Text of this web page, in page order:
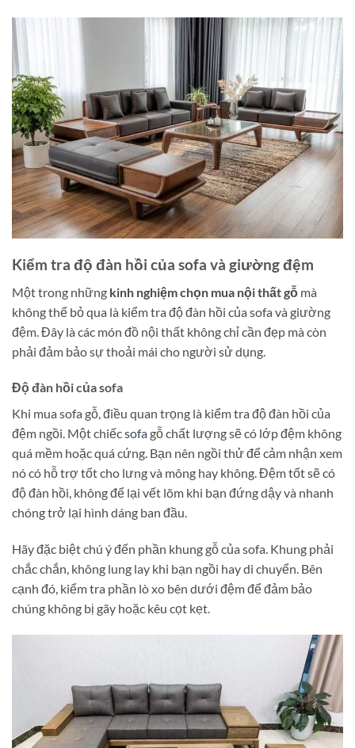
Kiểm tra độ đàn hồi của sofa và giường đệm
Một trong những kinh nghiệm chọn mua nội thất gỗ mà
không thể bỏ qua là kiểm tra độ đàn hồi của sofa và giường
đệm. Đây là các món đồ nội thất không chỉ cần đẹp mà còn
phải đảm bảo sự thoải mái cho người sử dụng.
Độ đàn hồi của sofa
Khi mua sofa gỗ, điều quan trọng là kiểm tra độ đàn hồi của
đệm ngồi. Một chiếcsofagỗ chất lượng sẽ có lớp đệm không
quá mềm hoặc quá cứng. Bạn nên ngồi thử để cảm nhận xem
nó có hỗ trợ tốt cho lưng và mông hay không. Đệm tốt sẽ có
độ đàn hồi, không để lại vết lõm khi bạn đứng dậy và nhanh
chóng trở lại hình dáng ban đầu.
Hãy đặc biệt chú ý đến phần khung gỗ của sofa. Khung phải
chắc chắn, không lung lay khi bạn ngồi hay di chuyển. Bên
cạnh đó, kiểm tra phần lò xo bên dưới đệm để đảm bảo
chúng không bị gãy hoặc kêu cọt kẹt​.